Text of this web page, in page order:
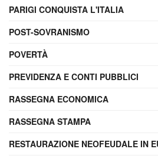
PARIGI CONQUISTA L'ITALIA
POST-SOVRANISMO
POVERTÀ
PREVIDENZA E CONTI PUBBLICI
RASSEGNA ECONOMICA
RASSEGNA STAMPA
RESTAURAZIONE NEOFEUDALE IN